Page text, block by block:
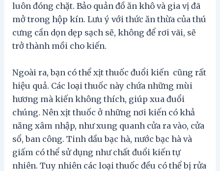
luôn đóng chặt. Bảo quản đồ ăn khô và gia vị đã
mở trong hộp kín. Lưu ý với thức ăn thừa của thú
cưng cần dọn dẹp sạch sẽ, không để rơi vãi, sẽ
trở thành mồi cho kiến.
Ngoài ra, bạn có thể xịt thuốc đuổi kiến ​ cũng rất
hiệu quả. Các loại thuốc này ​​chứa những mùi
hương mà kiến ​​không thích, giúp xua đuổi
chúng. Nên xịt thuốc ở những nơi kiến ​​có khả
năng xâm nhập, như xung quanh cửa ra vào, cửa
sổ, ban công. Tinh dầu bạc hà, nước bạc hà và
giấm có thể sử dụng như chất đuổi kiến ​​tự
nhiên. Tuy nhiên các loại thuốc đều có thể bị rửa